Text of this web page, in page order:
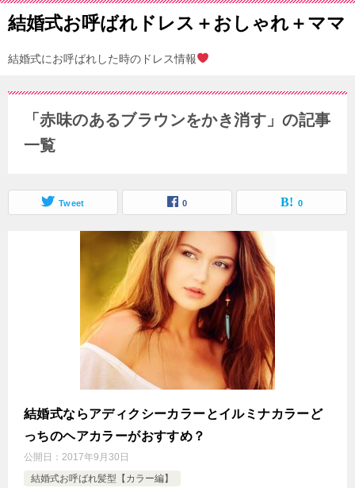
結婚式お呼ばれドレス＋おしゃれ＋ママ
結婚式にお呼ばれした時のドレス情報
「赤味のあるブラウンをかき消す」の記事
一覧
Tweet 0 0
結婚式ならアディクシーカラーとイルミナカラーど
っちのヘアカラーがおすすめ？
公開日： 2017年9月30日
結婚式お呼ばれ髪型【カラー編】